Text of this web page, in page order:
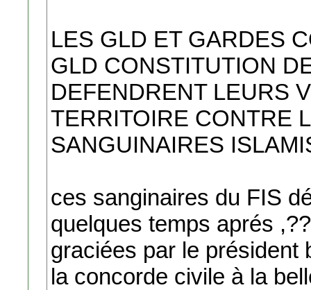
LES GLD ET GARDES
GLD CONSTITUTION
DEFENDRENT LEURS
TERRITOIRE CONTRE
SANGUINAIRES
ces sanginaires du FIS
quelques temps aprés
graciées par le président
la concorde civile à la